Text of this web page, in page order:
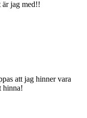
jag med!!
att jag hinner vara
hinna!